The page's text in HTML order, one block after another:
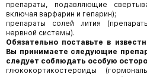
препараты, подавляющие
включая варфарин и гепарин);
препараты солей лития
нервной системы).
Обязательно поставьте в
Вы принимаете следующие
следует соблюдать особую
глюкокортикостероиды